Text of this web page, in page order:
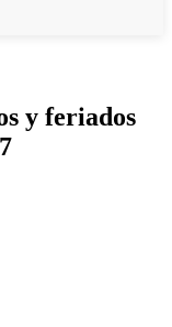
y feriados